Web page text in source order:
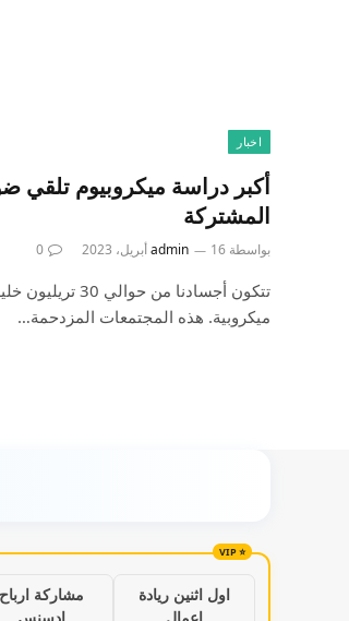
اخبار
أكبر دراسة ميكروبيوم تلقي
المشتركة
بواسطة admin 16 أبريل، 2023 0
ميكروبية. هذه المجتمعات المزدحمة…
اول اثنين ريادة
مشاركة ارباح